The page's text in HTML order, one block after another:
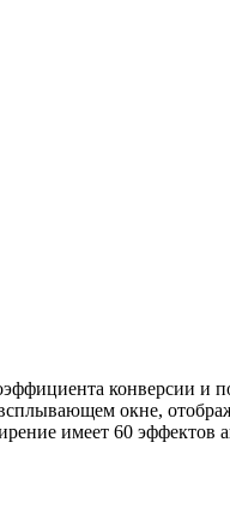
конверсии и
окне,
имеет 60 эффектов